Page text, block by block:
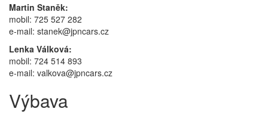
Martin Staněk:
mobil: 725 527 282
e-mail: stanek@jpncars.cz
Lenka Válková:
mobil: 724 514 893
e-mail: valkova@jpncars.cz
Výbava